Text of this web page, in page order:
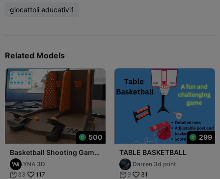
giocattoli educativi1
Related Models
500
Basketball Shooting Game
(Boardgame)
YNA 3D
 33 117
299
TABLE BASKETBALL
Darren 3d print
 9 31